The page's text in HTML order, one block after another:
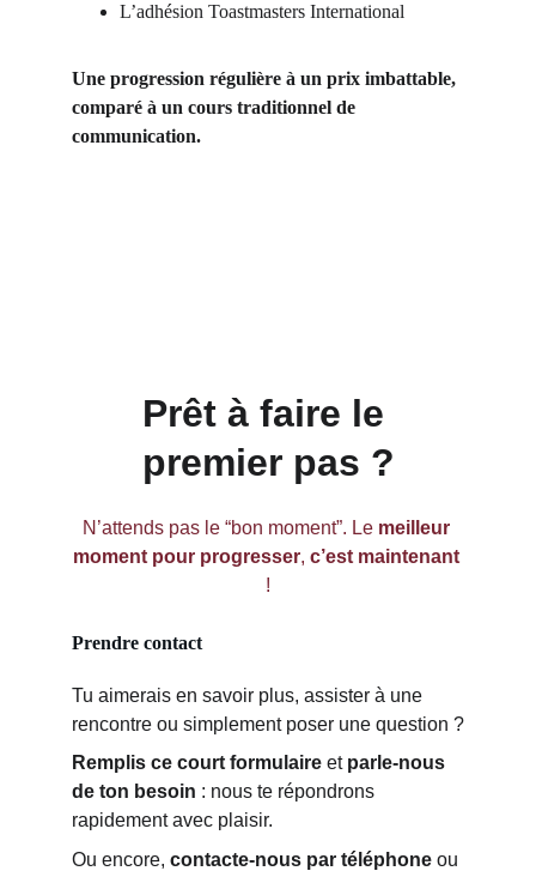
L’adhésion Toastmasters International
Une progression régulière à un prix imbattable,
comparé à un cours traditionnel de
communication.
Prêt à faire le
premier pas ?
N’attends pas le “bon moment”. Le meilleur
moment pour progresser, c’est maintenant
!
Prendre contact
Tu aimerais en savoir plus, assister à une
rencontre ou simplement poser une question ?
Remplis ce court formulaire et parle-nous
de ton besoin : nous te répondrons
rapidement avec plaisir.
Ou encore, contacte-nous par téléphone ou